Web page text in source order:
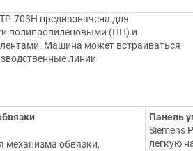
703Н предназначена для
полипропиленовыми (ПП) и
Машина может встраиваться
линии
механизма обвязки,
Панель
Siemens
легкую